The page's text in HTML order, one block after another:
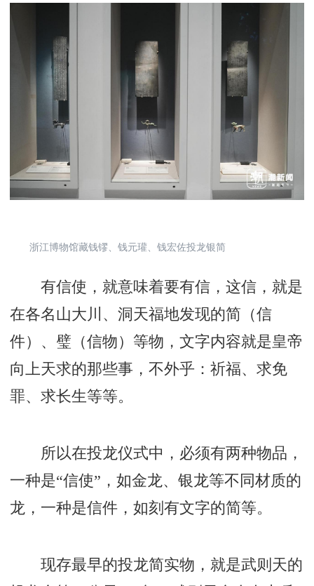
浙江博物馆藏钱镠、钱元瓘、钱宏佐投龙银简
有信使，就意味着要有信，这信，就是
在各名山大川、洞天福地发现的简（信
件）、璧（信物）等物，文字内容就是皇帝
向上天求的那些事，不外乎：祈福、求免
罪、求长生等等。
所以在投龙仪式中，必须有两种物品，
一种是“信使”，如金龙、银龙等不同材质的
龙，一种是信件，如刻有文字的简等。
现存最早的投龙简实物，就是武则天的